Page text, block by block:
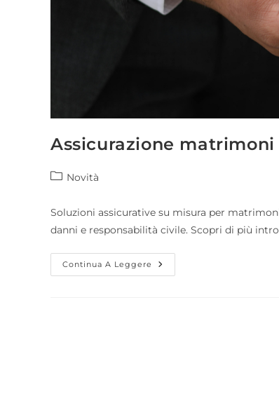
Assicurazione
Novità
Soluzioni assicurative su misura per
danni e responsabilità civile. Scopri di più
Continua A Leggere